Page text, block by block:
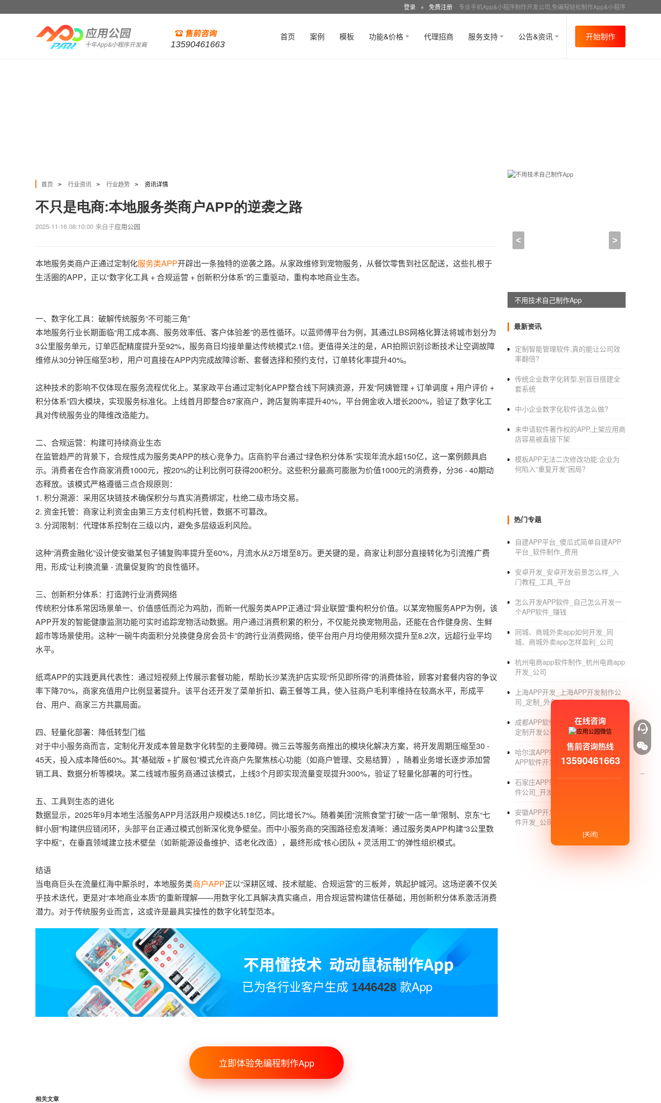
登录 ● 免费注册 专业手机App&小程序制作开发公司,免编程轻松制作App&小程序
13590461663
首页 案例 模板 功能&价格 代理招商 服务支持 公告&资讯 开始制作
首页 > 行业资讯 > 行业趋势 > 资讯详情
不只是电商:本地服务类商户APP的逆袭之路
2025-11-16 08:10:00 来自于应用公园
本地服务类商户正通过定制化服务类APP开辟出一条独特的逆袭之路。从家政维修到宠物服务，从餐饮零售到社区配送，这些扎根于
生活圈的APP，正以“数字化工具 + 合规运营 + 创新积分体系”的三重驱动，重构本地商业生态。
一、数字化工具：破解传统服务“不可能三角”
本地服务行业长期面临“用工成本高、服务效率低、客户体验差”的恶性循环。以蓝师傅平台为例，其通过LBS网格化算法将城市划分为
3公里服务单元，订单匹配精度提升至92%，服务商日均接单量达传统模式2.1倍。更值得关注的是，AR拍照识别诊断技术让空调故障
维修从30分钟压缩至3秒，用户可直接在APP内完成故障诊断、套餐选择和预约支付，订单转化率提升40%。
这种技术的影响不仅体现在服务流程优化上。某家政平台通过定制化APP整合线下阿姨资源，开发“阿姨管理 + 订单调度 + 用户评价 +
积分体系”四大模块，实现服务标准化。上线首月即整合87家商户，跨店复购率提升40%，平台佣金收入增长200%，验证了数字化工
具对传统服务业的降维改造能力。
二、合规运营：构建可持续商业生态
在监管趋严的背景下，合规性成为服务类APP的核心竞争力。店商豹平台通过“绿色积分体系”实现年流水超150亿，这一案例颇具启
示。消费者在合作商家消费1000元，按20%的让利比例可获得200积分。这些积分最高可膨胀为价值1000元的消费券，分36 - 40期动
态释放。该模式严格遵循三点合规原则：
1. 积分溯源：采用区块链技术确保积分与真实消费绑定，杜绝二级市场交易。
2. 资金托管：商家让利资金由第三方支付机构托管，数据不可篡改。
3. 分润限制：代理体系控制在三级以内，避免多层级返利风险。
这种“消费金融化”设计使安徽某包子铺复购率提升至60%，月流水从2万增至8万。更关键的是，商家让利部分直接转化为引流推广费
用，形成“让利换流量 - 流量促复购”的良性循环。
三、创新积分体系：打造跨行业消费网络
传统积分体系常因场景单一、价值感低而沦为鸡肋，而新一代服务类APP正通过“异业联盟”重构积分价值。以某宠物服务APP为例，该
APP开发的智能健康监测功能可实时追踪宠物活动数据。用户通过消费积累的积分，不仅能兑换宠物用品，还能在合作健身房、生鲜
超市等场景使用。这种“一碗牛肉面积分兑换健身房会员卡”的跨行业消费网络，使平台用户月均使用频次提升至8.2次，远超行业平均
水平。
纸鸢APP的实践更具代表性：通过短视频上传展示套餐功能，帮助长沙某洗护店实现“所见即所得”的消费体验，顾客对套餐内容的争议
率下降70%，商家充值用户比例显著提升。该平台还开发了菜单折扣、霸王餐等工具，使入驻商户毛利率维持在较高水平，形成平
台、用户、商家三方共赢局面。
四、轻量化部署：降低转型门槛
对于中小服务商而言，定制化开发成本曾是数字化转型的主要障碍。微三云等服务商推出的模块化解决方案，将开发周期压缩至30 -
45天，投入成本降低60%。其“基础版 + 扩展包”模式允许商户先聚焦核心功能（如商户管理、交易结算），随着业务增长逐步添加营
销工具、数据分析等模块。某二线城市服务商通过该模式，上线3个月即实现流量变现提升300%，验证了轻量化部署的可行性。
五、工具到生态的进化
数据显示，2025年9月本地生活服务APP月活跃用户规模达5.18亿，同比增长7%。随着美团“浣熊食堂”打破“一店一单”限制、京东“七
鲜小厨”构建供应链闭环，头部平台正通过模式创新深化竞争壁垒。而中小服务商的突围路径愈发清晰：通过服务类APP构建“3公里数
字中枢”，在垂直领域建立技术壁垒（如新能源设备维护、适老化改造），最终形成“核心团队 + 灵活用工”的弹性组织模式。
结语
当电商巨头在流量红海中厮杀时，本地服务类商户APP正以“深耕区域、技术赋能、合规运营”的三板斧，筑起护城河。这场逆袭不仅关
乎技术迭代，更是对“本地商业本质”的重新理解——用数字化工具解决真实痛点，用合规运营构建信任基础，用创新积分体系激活消费
潜力。对于传统服务业而言，这或许是最具实操性的数字化转型范本。
已为各行业客户生成 1446428 款App
立即体验免编程制作App
相关文章
< >
不用技术自己制作App
最新资讯
定制智能管理软件,真的能让公司效
率翻倍?
传统企业数字化转型,别盲目搭建全
套系统
中小企业数字化软件该怎么做?
未申请软件著作权的APP,上架应用商
店容易被直接下架
模板APP无法二次修改功能:企业为
何陷入“重复开发”困局?
热门专题
自建APP平台_傻瓜式简单自建APP
平台_软件制作_费用
安卓开发_安卓开发前景怎么样_入
门教程_工具_平台
怎么开发APP软件_自己怎么开发一
个APP软件_赚钱
同城、商城外卖app如何开发_同
城、商城外卖app怎样盈利_公司
杭州电商app软件制作_杭州电商app
开发_公司
上海APP开发_上海APP开发制作公
司_定制_外包_价格
成都APP软件开发_成都专业的APP
定制开发公司_哪家好_外包
哈尔滨APP软件开发公司_哈尔滨
APP软件开发_定制_外包_公司
石家庄APP软件开发_石家庄APP软
件公司_开发_定制_外包_制作公司
安徽APP开发公司_安徽手机APP软
件开发_公司_定制_制作外包_价格
在线咨询
售前咨询热线
13590461663
[关闭]